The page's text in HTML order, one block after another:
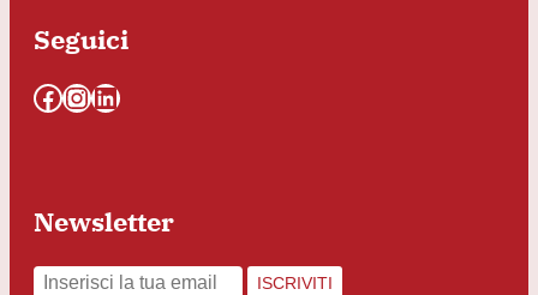
Seguici
Facebook InstagramLinkedIn
Newsletter
ISCRIVITI